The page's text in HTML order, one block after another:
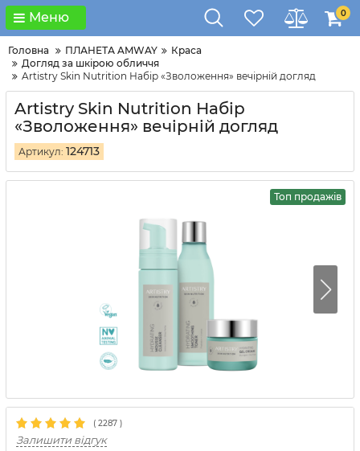
Меню 0
Головна ПЛАНЕТА AMWAY
Краса
Догляд за шкірою обличчя
Artistry Skin Nutrition Набір «Зволоження» вечірній догляд
Artistry Skin Nutrition Набір
«Зволоження» вечірній догляд
Артикул: 124713
Топ продажів
( 2287 )
Залишити відгук